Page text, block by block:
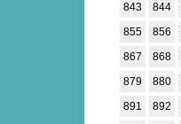
843
844
855
856
867
868
879
880
891
892